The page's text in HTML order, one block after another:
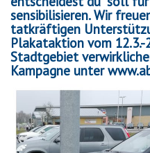
In
schwierigen
Situationen
Gruppenangebote
&
Schulungen
Bei
Gewalterfahrungen
sensibilisieren. Wir
tatkräftigen
Plakataktion vom 12.3.-
Stadtgebiet
Kampagne unter